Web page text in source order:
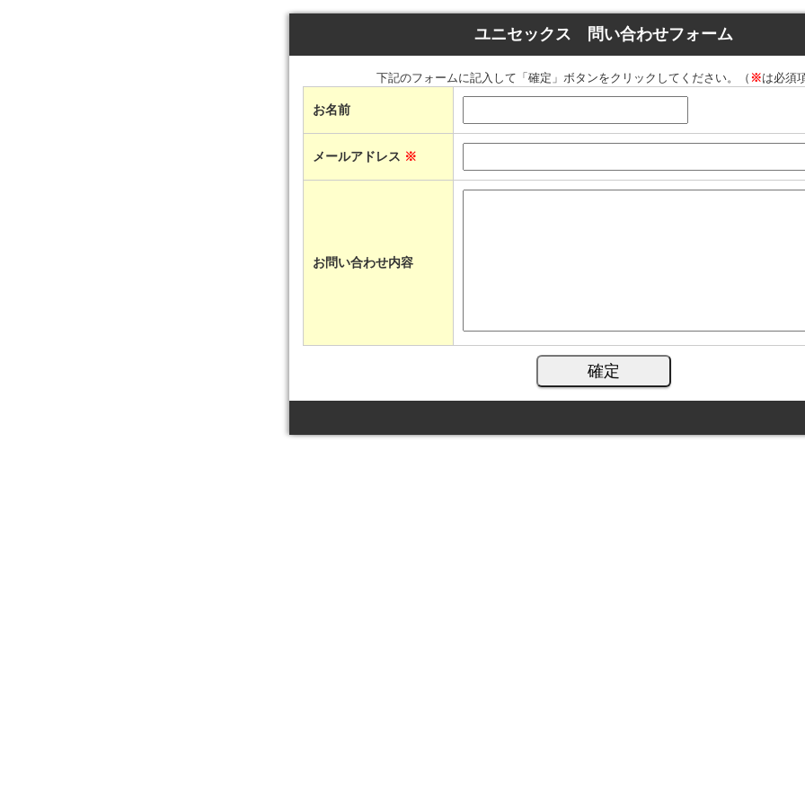
ユニセックス 問い合わせフォーム
下記のフォームに記入して「確定」ボタンをクリックしてください。（ ※は必須
お名前
メールアドレス ※
お問い合わせ内容